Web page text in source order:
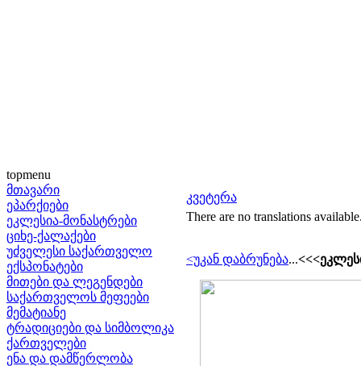
topmenu
მთავარი
ეპარქიები
ეკლესია-მონასტრები
ციხე-ქალაქები
უძველესი საქართველო
ექსპონატები
მითები და ლეგენდები
საქართველოს მეფეები
მემატიანე
ტრადიციები და სიმბოლიკა
ქართველები
ენა და დამწერლობა
კვეტერა
There are no translations
<უკან დაბრუნება...